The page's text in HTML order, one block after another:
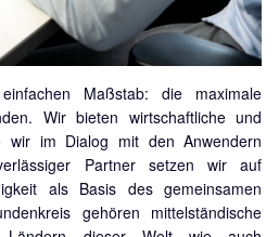
Maßstab: die maximale
Wir bieten wirtschaftliche und
wir im Dialog mit den Anwendern
Partner setzen wir auf
als Basis des gemeinsamen
gehören mittelständische